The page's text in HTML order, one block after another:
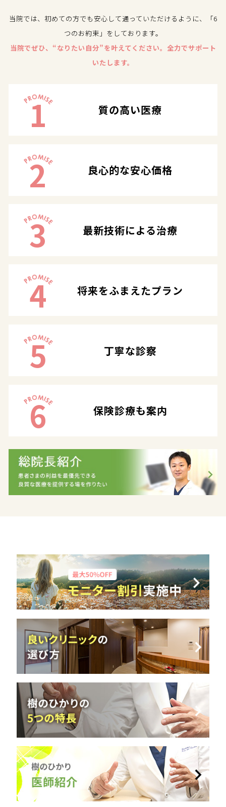
当院では、初めての方でも安心して通っていただけるように、「6
つのお約束」をしております。
当院でぜひ、“なりたい自分”を叶えてください。全力でサポート
いたします。
1 質の高い医療
2 良心的な安心価格
3 最新技術による治療
4 将来をふまえたプラン
5 丁寧な診察
6 保険診療も案内